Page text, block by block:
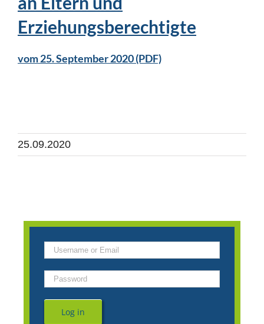
Erziehungsberechtigte
vom 25. September 2020 (PDF)
25.09.2020
Log in